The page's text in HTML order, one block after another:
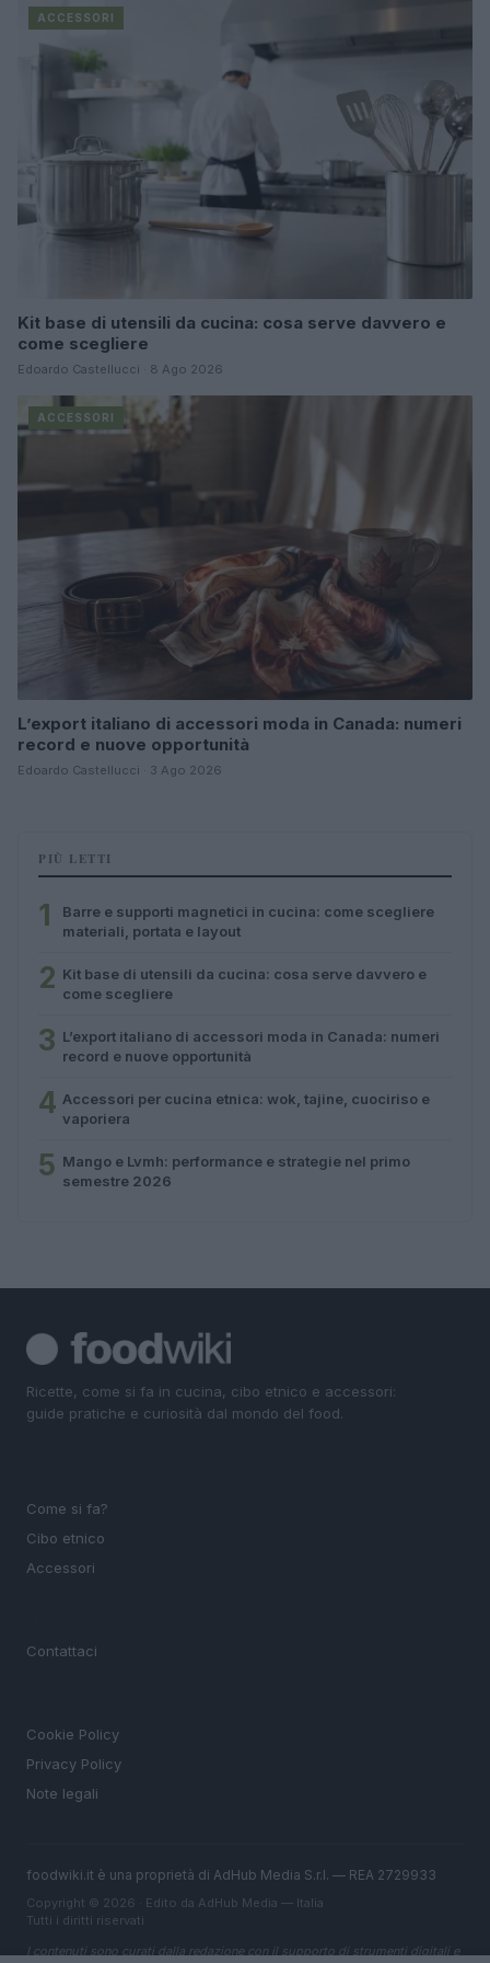
ACCESSORI
Kit base di utensili da cucina: cosa serve davvero e
come scegliere
Edoardo Castellucci · 8 Ago 2026
ACCESSORI
L’export italiano di accessori moda in Canada: numeri
record e nuove opportunità
Edoardo Castellucci · 3 Ago 2026
PIÙ LETTI
1
Barre e supporti magnetici in cucina: come scegliere
materiali, portata e layout
2 Kit base di utensili da cucina: cosa serve davvero e
come scegliere
3 L’export italiano di accessori moda in Canada: numeri
record e nuove opportunità
4 Accessori per cucina etnica: wok, tajine, cuociriso e
vaporiera
5 Mango e Lvmh: performance e strategie nel primo
semestre 2026
Ricette, come si fa in cucina, cibo etnico e accessori:
guide pratiche e curiosità dal mondo del food.
Come si fa?
Cibo etnico
Accessori
Contattaci
Cookie Policy
Privacy Policy
Note legali
foodwiki.it è una proprietà di AdHub Media S.r.l. — REA 2729933
Copyright © 2026 · Edito da AdHub Media — Italia
Tutti i diritti riservati
I contenuti sono curati dalla redazione con il supporto di strumenti digitali e